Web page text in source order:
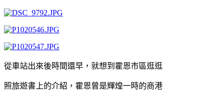
從車站出來後時間還早，就想到霍恩市區逛逛
照旅遊書上的介紹，霍恩曾是輝煌一時的商港